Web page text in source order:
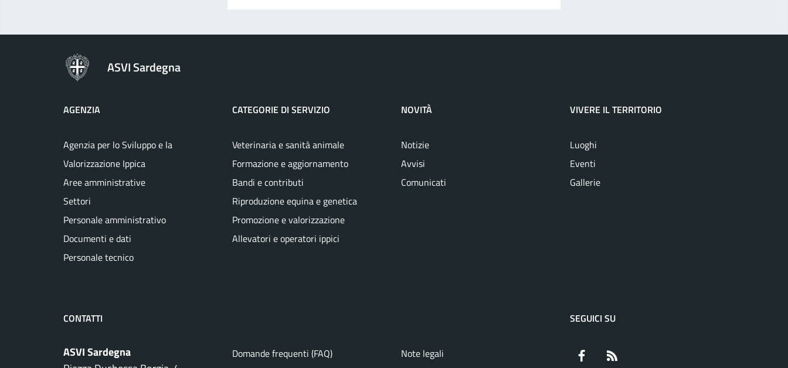
ASVI Sardegna
AGENZIA
Agenzia per lo Sviluppo e la
Valorizzazione Ippica
Aree amministrative
Settori
Personale amministrativo
Documenti e dati
Personale tecnico
CATEGORIE DI SERVIZIO
Veterinaria e sanità animale
Formazione e aggiornamento
Bandi e contributi
Riproduzione equina e genetica
Promozione e valorizzazione
Allevatori e operatori ippici
NOVITÀ
Notizie
Avvisi
Comunicati
VIVERE IL TERRITORIO
Luoghi
Eventi
Gallerie
CONTATTI
ASVI Sardegna
Domande frequenti (FAQ)
Note legali
SEGUICI SU
Facebook